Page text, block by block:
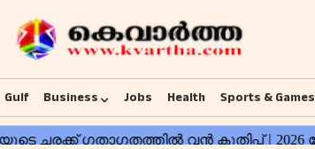
Gulf Business Jobs Health Sports & Games